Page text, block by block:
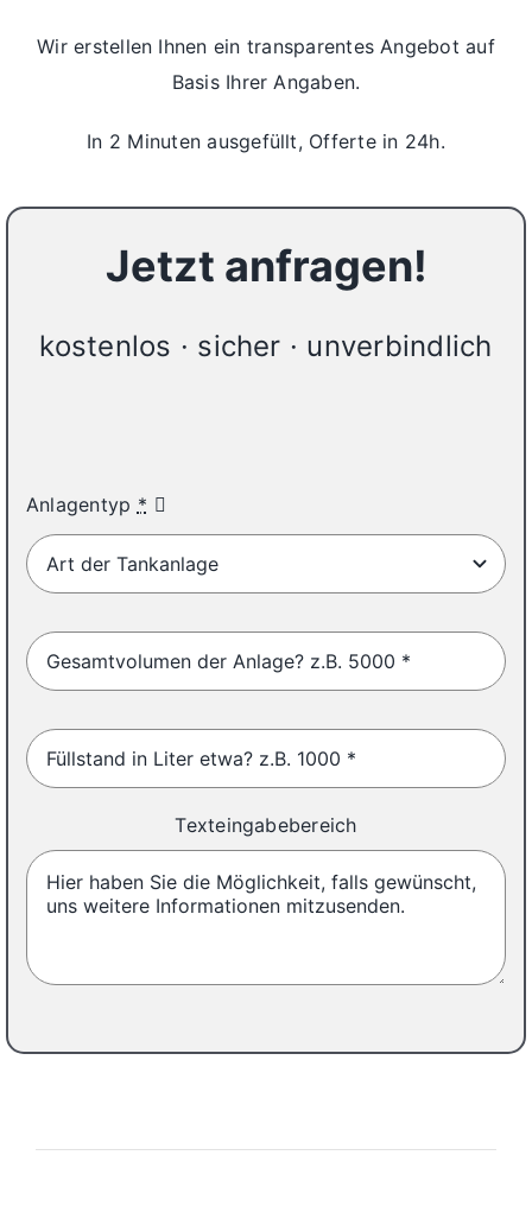
Wir erstellen Ihnen ein transparentes Angebot auf
Basis Ihrer Angaben.
In 2 Minuten ausgefüllt, Offerte in 24h.
Jetzt anfragen!
kostenlos · sicher · unverbindlich
Anlagentyp *
Texteingabebereich